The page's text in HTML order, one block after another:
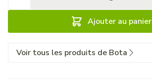
Ajouter au panier
Voir tous les produits de Bota